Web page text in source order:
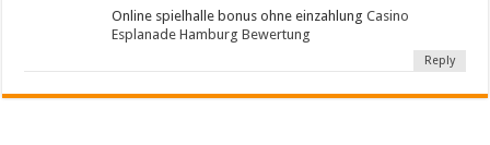
Online spielhalle bonus ohne einzahlungCasino
Esplanade Hamburg Bewertung
Reply